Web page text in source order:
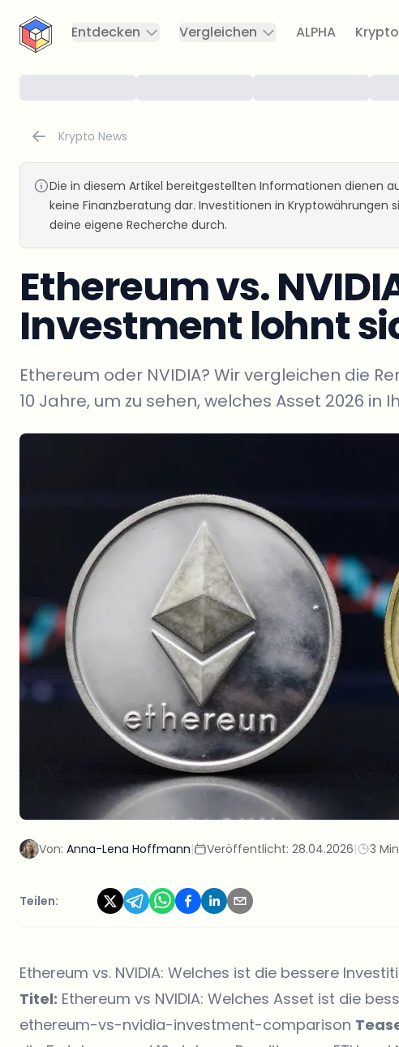
CryptoTicker
Entdecken
Vergleichen ALPHA
Krypto News
Die in diesem Artikel bereitgestellten Informationen dienen
keine Finanzberatung dar. Investitionen in Kryptowährungen
deine eigene Recherche durch.
Ethereum vs.
Investment lohnt
Ethereum oder NVIDIA? Wir vergleichen die
10 Jahre, um zu sehen, welches Asset 2026 in
Von: Anna-Lena Hoffmann| Veröffentlicht: 28.04.2026| 3
Teilen:
Ethereum vs. NVIDIA: Welches ist die bessere
Titel: Ethereum vs NVIDIA: Welches Asset ist die
ethereum-vs-nvidia-investment-comparison